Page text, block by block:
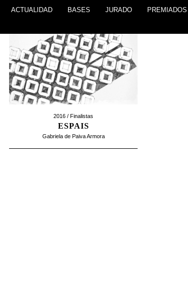
ACTUALIDAD BASES JURADO PREMIADOS
2016 / Finalistas
ESPAIS
Gabriela de Paiva Armora